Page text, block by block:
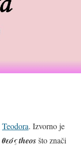
Teodora. Izvorno je
θεόςtheosšto znači